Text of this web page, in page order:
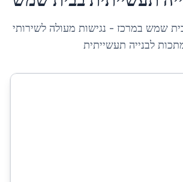
שמש במרכז - נגישות מעולה לשירותי
לבנייה תעשייתית